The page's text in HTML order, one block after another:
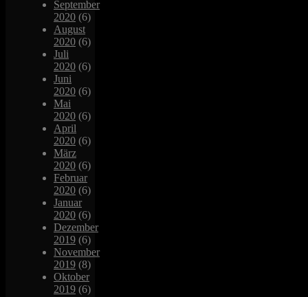
September
2020 (6)
August
2020 (6)
Juli
2020 (6)
Juni
2020 (6)
Mai
2020 (6)
April
2020 (6)
März
2020 (6)
Februar
2020 (6)
Januar
2020 (6)
Dezember
2019 (6)
November
2019 (8)
Oktober
2019 (6)